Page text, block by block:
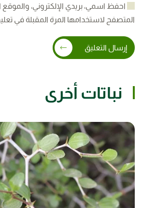
احفظ اسمي، بريدي الإلكتروني، والموقع
المتصفح لاستخدامها المرة المقبلة في
إرسال التعليق
نباتات أخرى